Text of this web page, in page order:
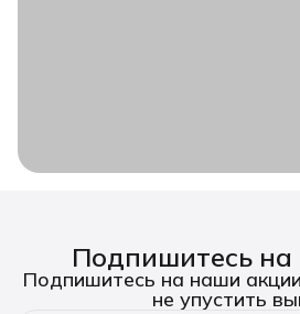
Подпишитесь на
Подпишитесь на наши
не упустить